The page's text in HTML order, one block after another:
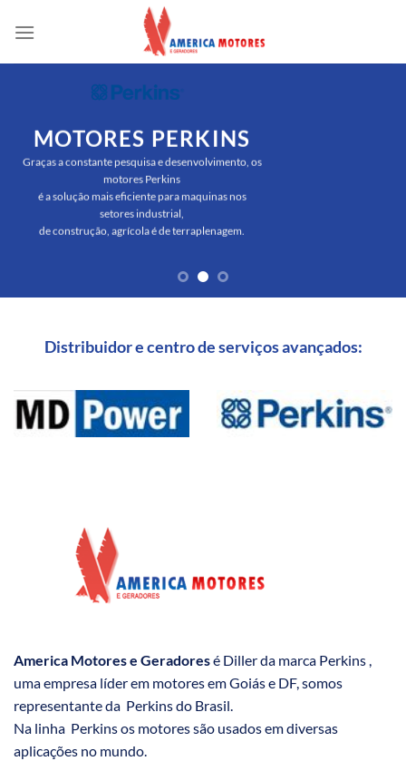
MOTORES PERKINS
Graças a constante pesquisa e desenvolvimento, os
motores Perkins
é a solução mais eficiente para maquinas nos
setores industrial,
de construção, agrícola é de terraplenagem.
Distribuidor e centro de serviços avançados:
America Motores e Geradoresé Diller da marca Perkins ,
uma empresa líder em motores em Goiás e DF, somos
representante da Perkins do Brasil.
Na linha Perkins os motores são usados em diversas
aplicações no mundo.